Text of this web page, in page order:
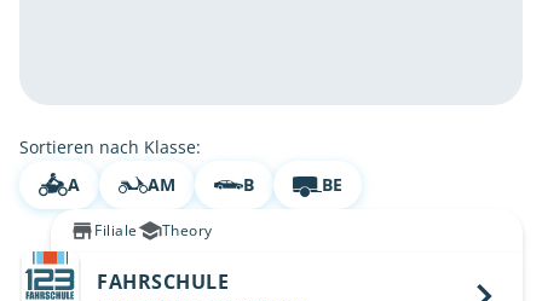
Sortieren nach Klasse:
A
AM B BE
Filiale Theory
FAHRSCHULE